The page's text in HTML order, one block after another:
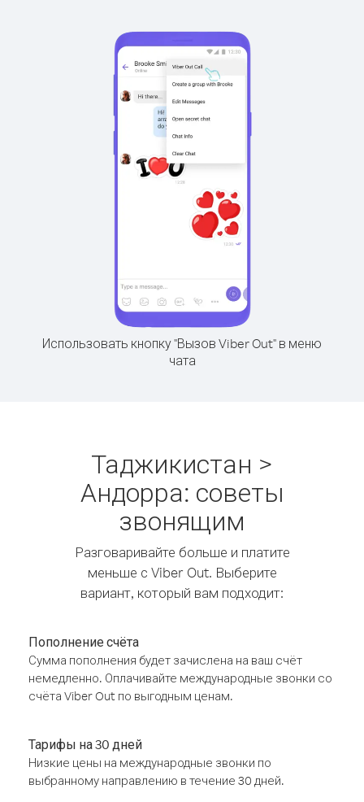
Использовать кнопку "Вызов Viber Out" в меню
чата
Таджикистан >
Андорра: советы
звонящим
Разговаривайте больше и платите
меньше с Viber Out. Выберите
вариант, который вам подходит:
Пополнение счёта
Сумма пополнения будет зачислена на ваш счёт
немедленно. Оплачивайте международные звонки со
счёта Viber Out по выгодным ценам.
Тарифы на 30 дней
Низкие цены на международные звонки по
выбранному направлению в течение 30 дней.